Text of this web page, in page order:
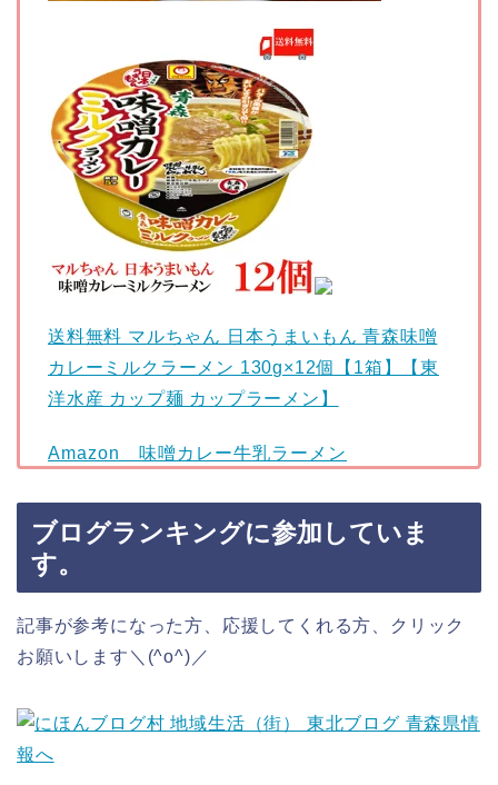
送料無料 マルちゃん 日本うまいもん 青森味噌
カレーミルクラーメン 130g×12個【1箱】【東
洋水産 カップ麺 カップラーメン】
Amazon 味噌カレー牛乳ラーメン
ブログランキングに参加していま
す。
記事が参考になった方、応援してくれる方、クリック
お願いします＼(^o^)／